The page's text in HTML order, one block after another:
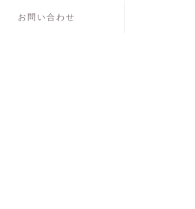
お問い合わせ